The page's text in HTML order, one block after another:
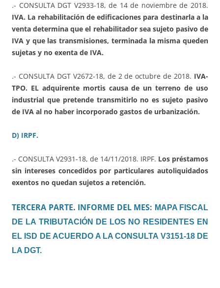
.- CONSULTA DGT V2933-18, de 14 de noviembre de 2018.
IVA. La rehabilitación de edificaciones para destinarla a la
venta determina que el rehabilitador sea sujeto pasivo de
IVA y que las transmisiones, terminada la misma queden
sujetas y no exenta de IVA.
.- CONSULTA DGT V2672-18, de 2 de octubre de 2018. IVA-
TPO. EL adquirente mortis causa de un terreno de uso
industrial que pretende transmitirlo no es sujeto pasivo
de IVA al no haber incorporado gastos de urbanización.
D) IRPF.
.- CONSULTA V2931-18, de 14/11/2018. IRPF. Los préstamos
sin intereses concedidos por particulares autoliquidados
exentos no quedan sujetos a retención.
TERCERA PARTE. INFORME DEL MES: MAPA FISCAL
DE LA TRIBUTACIÓN DE LOS NO RESIDENTES EN
EL ISD DE ACUERDO A LA CONSULTA V3151-18 DE
LA DGT.